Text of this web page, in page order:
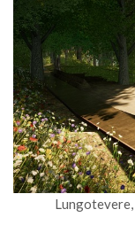
Cartella
Video
PDF
SISEF
SISEF Eventi
Lungotevere,